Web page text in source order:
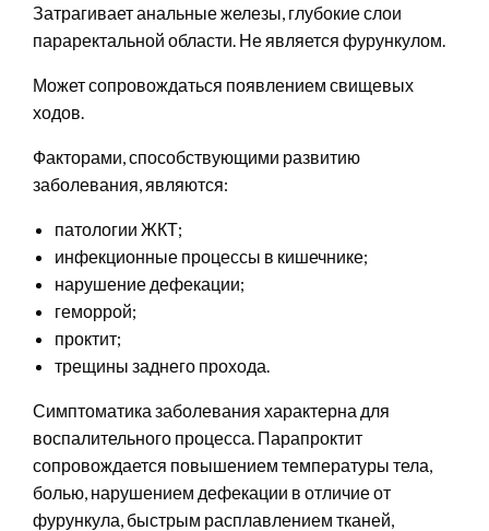
Затрагивает анальные железы, глубокие слои
параректальной области. Не является фурункулом.
Может сопровождаться появлением свищевых
ходов.
Факторами, способствующими развитию
заболевания, являются:
патологии ЖКТ;
инфекционные процессы в кишечнике;
нарушение дефекации;
геморрой;
проктит;
трещины заднего прохода.
Симптоматика заболевания характерна для
воспалительного процесса. Парапроктит
сопровождается повышением температуры тела,
болью, нарушением дефекации в отличие от
фурункула, быстрым расплавлением тканей,